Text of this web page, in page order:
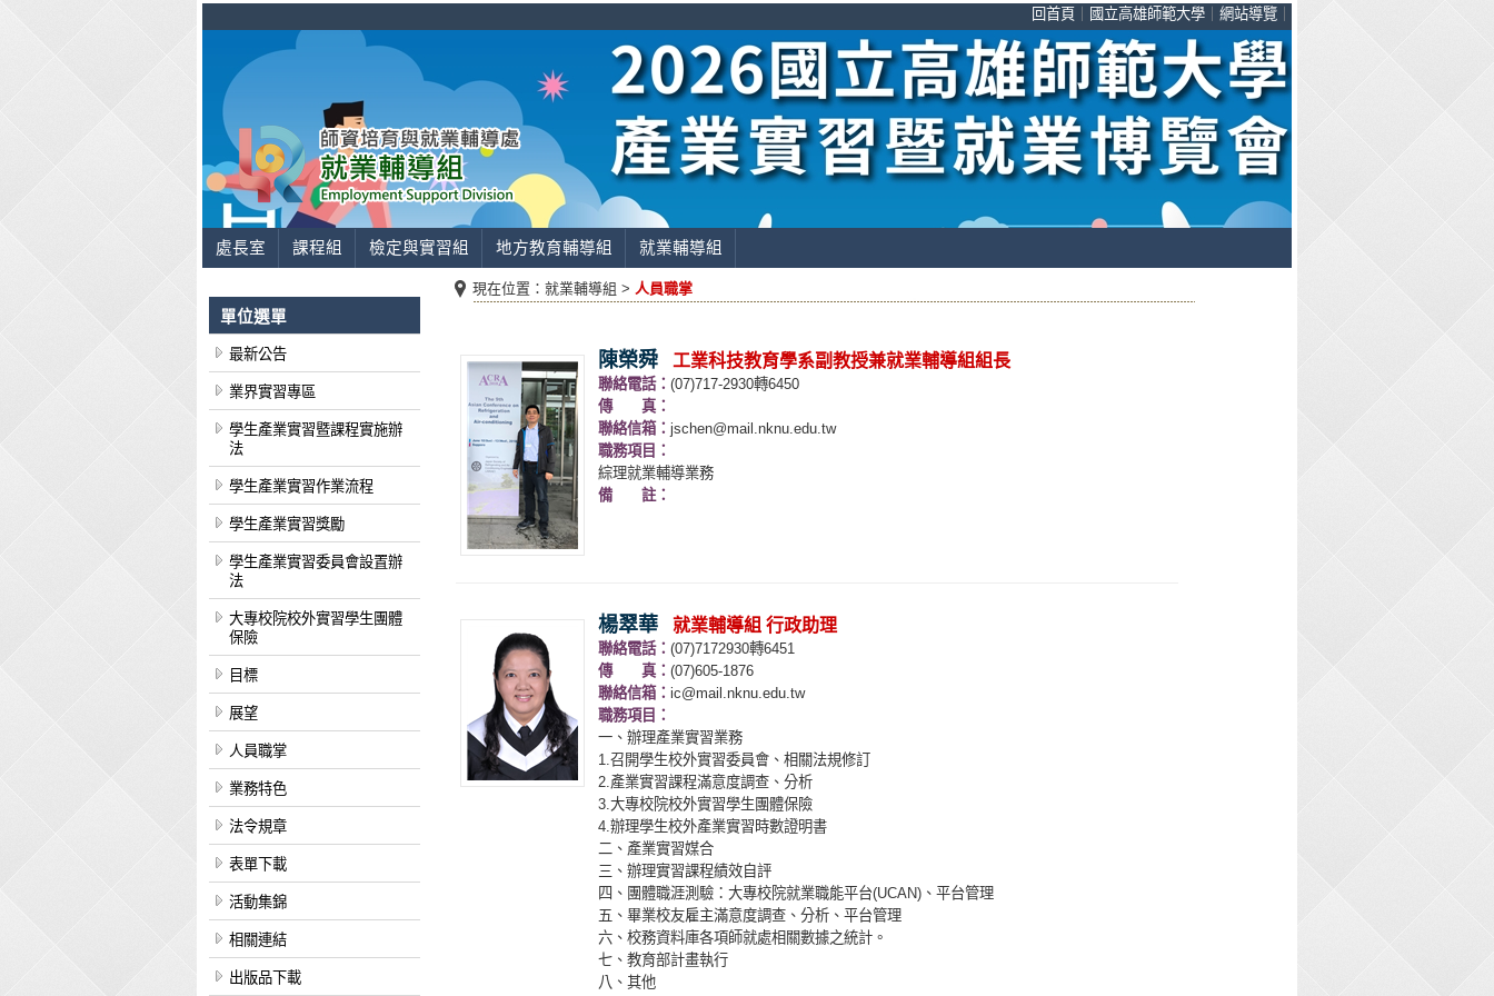
回首頁 國立高雄師範大學 網站導覽
處長室 課程組 檢定與實習組 地方教育輔導組 就業輔導組
單位選單
最新公告
業界實習專區
學生產業實習暨課程實施辦
法
學生產業實習作業流程
學生產業實習獎勵
學生產業實習委員會設置辦
法
大專校院校外實習學生團體
保險
目標
展望
人員職掌
業務特色
法令規章
表單下載
活動集錦
相關連結
出版品下載
現在位置： 就業輔導組 > 人員職掌
陳榮舜 工業科技教育學系副教授兼就業輔導組組長
聯絡電話： (07)717-2930轉6450
傳 真：
聯絡信箱： jschen@mail.nknu.edu.tw
職務項目：
綜理就業輔導業務
備 註：
楊翠華 就業輔導組 行政助理
聯絡電話： (07)7172930轉6451
傳 真： (07)605-1876
聯絡信箱： ic@mail.nknu.edu.tw
職務項目：
一、辦理產業實習業務
1.召開學生校外實習委員會、相關法規修訂
2.產業實習課程滿意度調查、分析
3.大專校院校外實習學生團體保險
4.辦理學生校外產業實習時數證明書
二、產業實習媒合
三、辦理實習課程績效自評
四、團體職涯測驗：大專校院就業職能平台(UCAN)、平台管理
五、畢業校友雇主滿意度調查、分析、平台管理
六、校務資料庫各項師就處相關數據之統計。
七、教育部計畫執行
八、其他